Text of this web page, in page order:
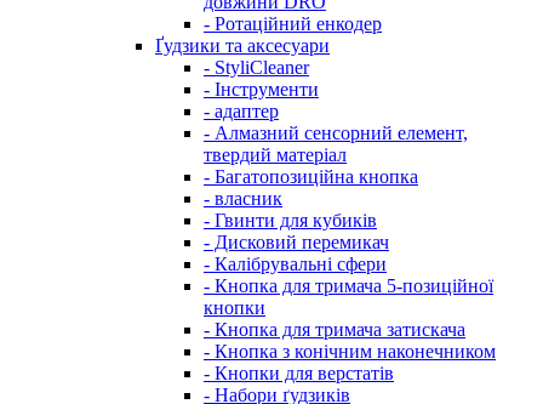
- Ротаційний енкодер
Ґудзики та аксесуари
- StyliCleaner
- Інструменти
- адаптер
- Алмазний сенсорний елемент,
твердий матеріал
- Багатопозиційна кнопка
- власник
- Гвинти для кубиків
- Дисковий перемикач
- Калібрувальні сфери
- Кнопка для тримача 5-позиційної
кнопки
- Кнопка для тримача затискача
- Кнопка з конічним наконечником
- Кнопки для верстатів
- Набори ґудзиків